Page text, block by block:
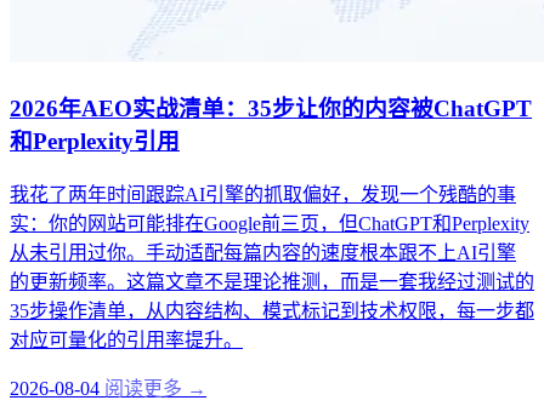
2026年AEO实战清单：35步让你的内容被ChatGPT
和Perplexity引用
我花了两年时间跟踪AI引擎的抓取偏好，发现一个残酷的事
实：你的网站可能排在Google前三页，但ChatGPT和Perplexity
从未引用过你。手动适配每篇内容的速度根本跟不上AI引擎
的更新频率。这篇文章不是理论推测，而是一套我经过测试的
35步操作清单，从内容结构、模式标记到技术权限，每一步都
对应可量化的引用率提升。
2026-08-04 阅读更多 →